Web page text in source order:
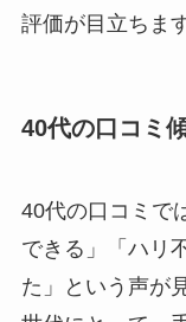
評価が目立ちます
40代の口コミ
40代の口コミで
できる」「ハリ
た」という声が